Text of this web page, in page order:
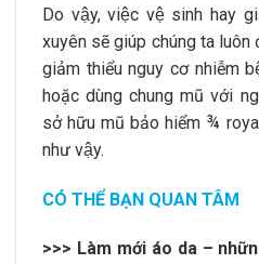
Do vậy, việc vệ sinh hay
xuyên sẽ giúp chúng ta
giảm thiểu nguy cơ nhiễm
hoặc dùng chung mũ với
sở hữu mũ bảo hiểm ¾
như vậy.
CÓ THỂ BẠN QUAN TÂM
>>> Làm mới áo da –